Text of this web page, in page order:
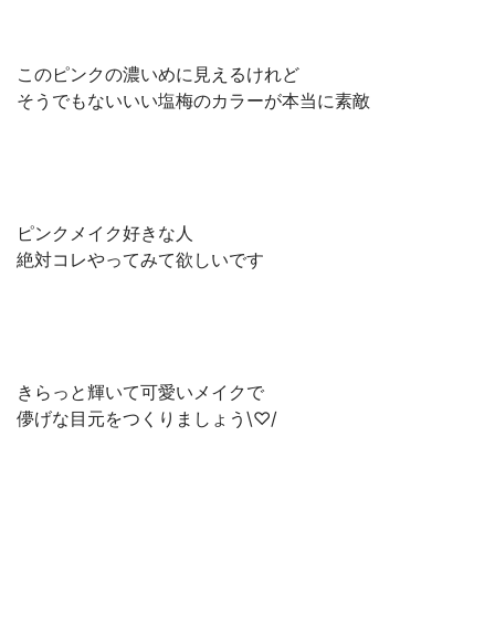
このピンクの濃いめに見えるけれど
そうでもないいい塩梅のカラーが本当に素敵
ピンクメイク好きな人
絶対コレやってみて欲しいです
きらっと輝いて可愛いメイクで
儚げな目元をつくりましょう\♡/